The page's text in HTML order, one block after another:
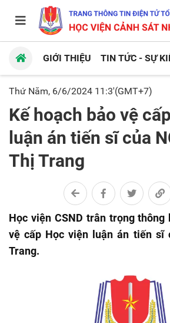
GIỚI THIỆU TIN TỨC - SỰ
Thứ Năm, 6/6/2024 11:3'(GMT+7)
Kế hoạch bảo vệ
luận án tiến sĩ của
Thị Trang
Học viện CSND trân trọng thông
vệ cấp Học viện luận án tiến sĩ
Trang.